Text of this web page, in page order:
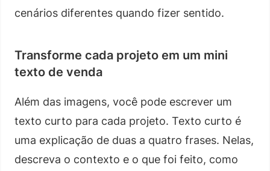
cenários diferentes quando fizer sentido.
Transforme cada projeto em um mini
texto de venda
Além das imagens, você pode escrever um
texto curto para cada projeto. Texto curto é
uma explicação de duas a quatro frases. Nelas,
descreva o contexto e o que foi feito, como